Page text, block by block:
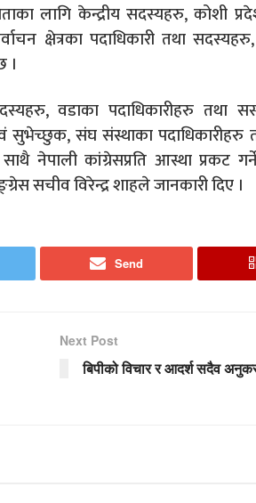
लागि केन्द्रीय सदस्यहरु, कोशी
क्षेत्रका पदाधिकारी तथा सदस्यहरु,
।
वडाका पदाधिकारीहरु तथा
सुभेच्छुक, संघ संस्थाका पदाधिकारीहरु
नेपाली कांग्रेसप्रति आस्था प्रकट
सचीव विरेन्द्र शाहले जानकारी दिए ।
Send
Next Post
बिपीको विचार र आदर्श सदैव